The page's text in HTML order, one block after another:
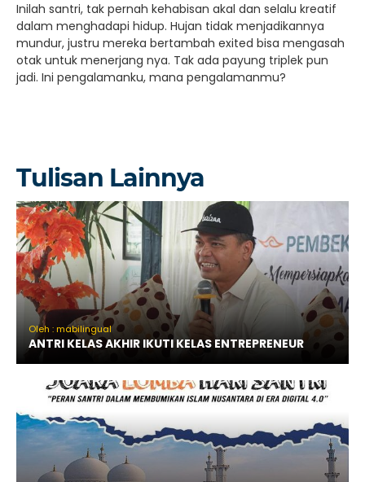
Inilah santri, tak pernah kehabisan akal dan selalu kreatif
dalam menghadapi hidup. Hujan tidak menjadikannya
mundur, justru mereka bertambah exited bisa mengasah
otak untuk menerjang nya. Tak ada payung triplek pun
jadi. Ini pengalamanku, mana pengalamanmu?
Tulisan Lainnya
Oleh : mabilingual
ANTRI KELAS AKHIR IKUTI KELAS ENTREPRENEUR